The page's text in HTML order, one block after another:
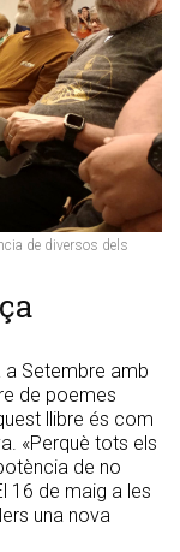
de diversos dels
a Setembre amb
de poemes
llibre és com
«Perquè tots els
de no
16 de maig a les
una nova